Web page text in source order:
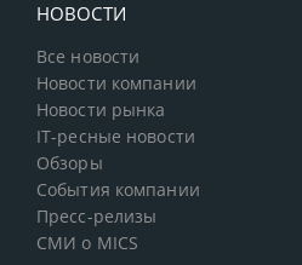
НОВОСТИ
Все новости
Новости компании
Новости рынка
IT-ресные новости
Обзоры
События компании
Пресс-релизы
СМИ о MICS